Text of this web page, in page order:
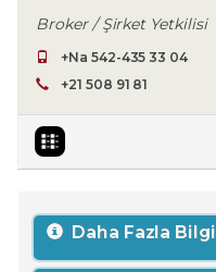
Broker / Şirket Yetkilisi
+Na 542-435 33 04
+21 508 91 81
Daha Fazla Bilgi